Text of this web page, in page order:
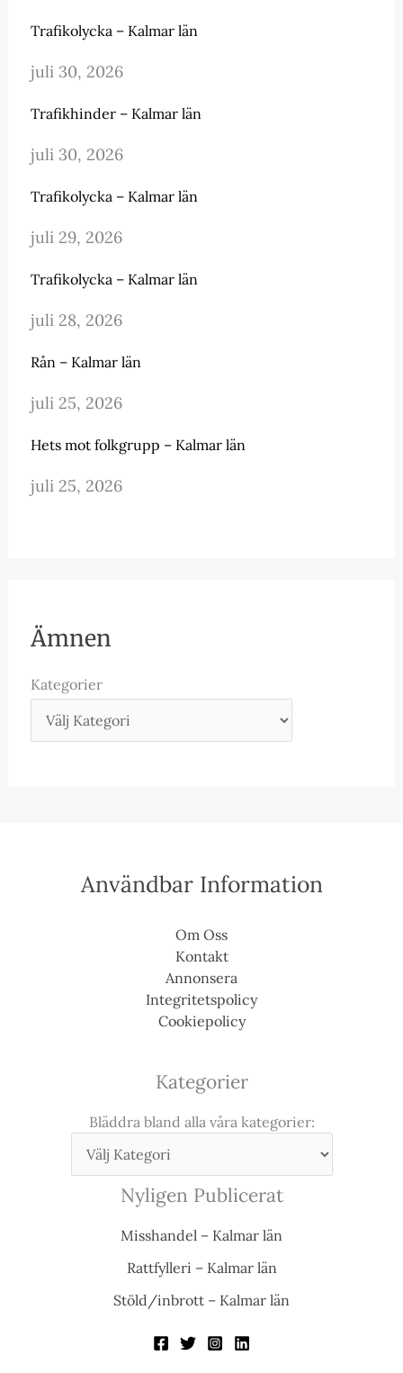
Trafikolycka – Kalmar län
juli 30, 2026
Trafikhinder – Kalmar län
juli 30, 2026
Trafikolycka – Kalmar län
juli 29, 2026
Trafikolycka – Kalmar län
juli 28, 2026
Rån – Kalmar län
juli 25, 2026
Hets mot folkgrupp – Kalmar län
juli 25, 2026
Ämnen
Kategorier
Användbar Information
Om Oss
Kontakt
Annonsera
Integritetspolicy
Cookiepolicy
Kategorier
Bläddra bland alla våra kategorier:
Nyligen Publicerat
Misshandel – Kalmar län
Rattfylleri – Kalmar län
Stöld/inbrott – Kalmar län